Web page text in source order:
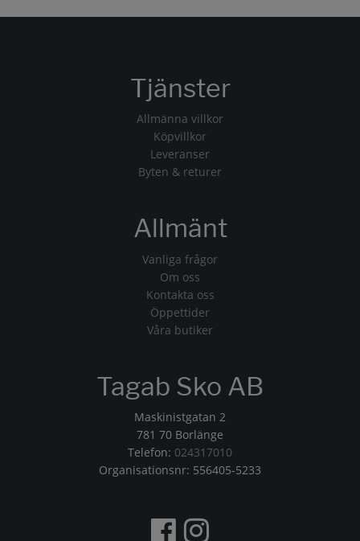
Tjänster
Allmänna villkor
Köpvillkor
Leveranser
Byten & returer
Allmänt
Vanliga frågor
Om oss
Kontakta oss
Öppettider
Våra butiker
Tagab Sko AB
Maskinistgatan 2
781 70 Borlänge
Telefon: 024317010
Organisationsnr: 556405-5233